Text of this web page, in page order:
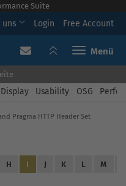
Suite
uns Login Free Account
Toggle
Display Usability OSG
Pragma HTTP Header Set
H I J K L M